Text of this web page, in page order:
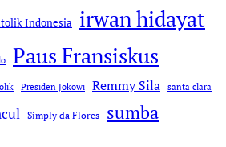
Indonesia irwan hidayat
Paus Fransiskus
Presiden Jokowi Remmy Sila santa clara
Simply da Flores sumba